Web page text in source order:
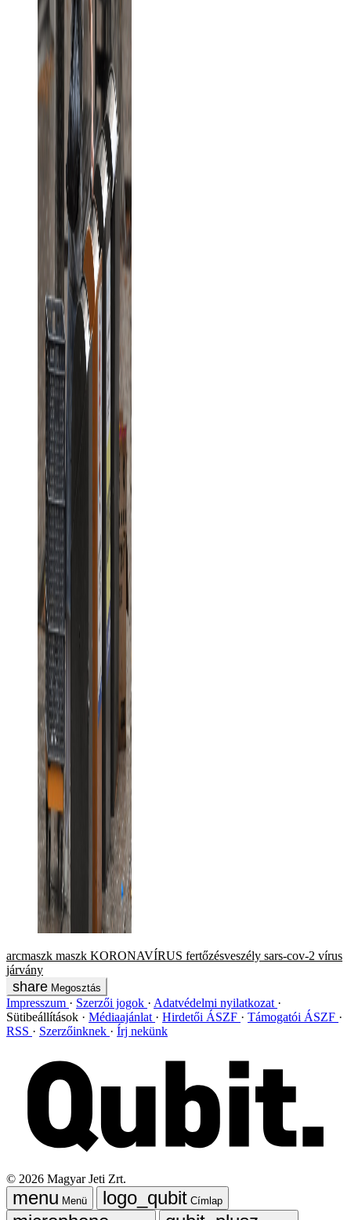
arcmaszk maszk KORONAVÍRUS fertőzésveszély sars-cov-2 vírus
járvány
Megosztás
Impresszum Szerzői jogok
Adatvédelmi nyilatkozat
Sütibeállítások
Médiaajánlat Hirdetői ÁSZF
Támogatói ÁSZF
RSS
Szerzőinknek Írj nekünk
© 2026 Magyar Jeti Zrt.
Menü
Címlap